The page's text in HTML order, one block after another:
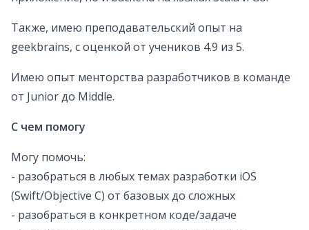
Также, имею преподавательский опыт на
geekbrains, с оценкой от учеников 4.9 из 5.
Имею опыт менторства разработчиков в команде
от Junior до Middle.
С чем помогу
Могу помочь:
- разобраться в любых темах разработки iOS
(Swift/Objective C) от базовых до сложных
- разобраться в конкретном коде/задаче